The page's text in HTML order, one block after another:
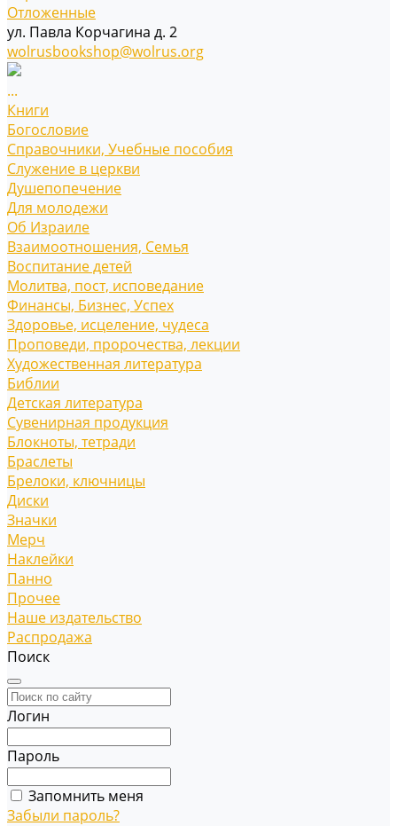
Отложенные
ул. Павла Корчагина д. 2
wolrusbookshop@wolrus.org
...
Книги
Богословие
Справочники, Учебные пособия
Служение в церкви
Душепопечение
Для молодежи
Об Израиле
Взаимоотношения, Cемья
Воспитание детей
Молитва, пост, исповедание
Финансы, Бизнес, Успех
Здоровье, исцеление, чудеса
Проповеди, пророчества, лекции
Художественная литература
Библии
Детская литература
Сувенирная продукция
Блокноты, тетради
Браслеты
Брелоки, ключницы
Диски
Значки
Мерч
Наклейки
Панно
Прочее
Наше издательство
Распродажа
Поиск
Логин
Пароль
Запомнить меня
Забыли пароль?